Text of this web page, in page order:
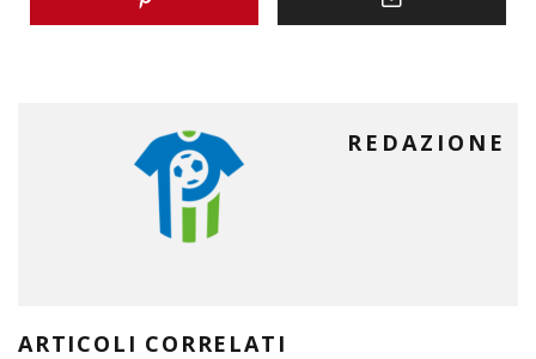
REDAZIONE
ARTICOLI CORRELATI